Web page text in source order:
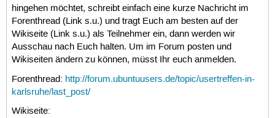
hingehen möchtet, schreibt einfach eine kurze Nachricht im
Forenthread (Link s.u.) und tragt Euch am besten auf der
Wikiseite (Link s.u.) als Teilnehmer ein, dann werden wir
Ausschau nach Euch halten. Um im Forum posten und
Wikiseiten ändern zu können, müsst Ihr euch anmelden.
Forenthread: http://forum.ubuntuusers.de/topic/usertreffen-in-
karlsruhe/last_post/
Wikiseite: